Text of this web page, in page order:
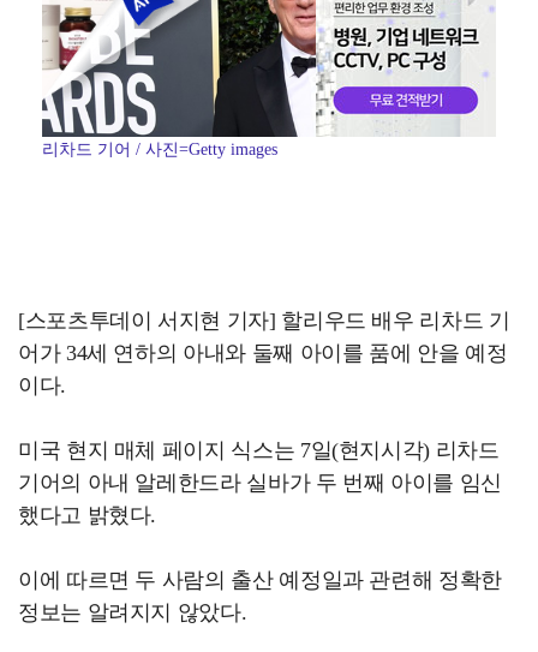
[ST포토] 제나, '경주공주'
리차드 기어 / 사진=Getty images
[스포츠투데이 서지현 기자] 할리우드 배우 리차드 기
어가 34세 연하의 아내와 둘째 아이를 품에 안을 예정
이다.
미국 현지 매체 페이지 식스는 7일(현지시각) 리차드
기어의 아내 알레한드라 실바가 두 번째 아이를 임신
했다고 밝혔다.
이에 따르면 두 사람의 출산 예정일과 관련해 정확한
정보는 알려지지 않았다.